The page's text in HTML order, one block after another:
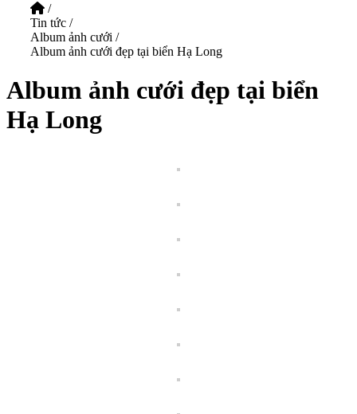
/
Tin tức /
Album ảnh cưới /
Album ảnh cưới đẹp tại biển Hạ Long
Album ảnh cưới đẹp tại biển
Hạ Long